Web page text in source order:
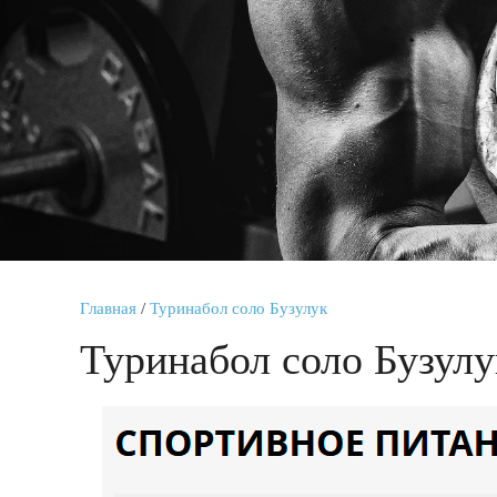
Главная / Туринабол соло Бузулук
Туринабол соло